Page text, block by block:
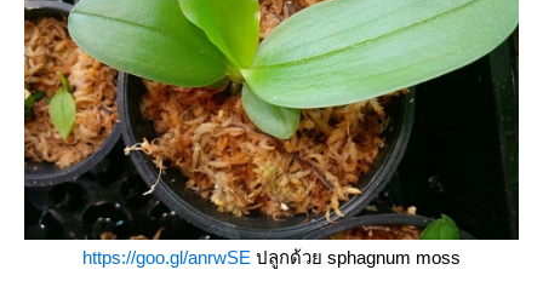
https://goo.gl/anrwSE ปลูกด้วย sphagnum moss